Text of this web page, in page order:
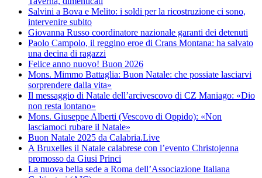
Salvini a Bova e Melito: i soldi per la ricostruzione ci sono,
intervenire subito
Giovanna Russo coordinatore nazionale garanti dei detenuti
Paolo Campolo, il reggino eroe di Crans Montana: ha salvato
una decina di ragazzi
Felice anno nuovo! Buon 2026
Mons. Mimmo Battaglia: Buon Natale: che possiate lasciarvi
sorprendere dalla vita»
Il messaggio di Natale dell’arcivescovo di CZ Maniago: «Dio
non resta lontano»
Mons. Giuseppe Alberti (Vescovo di Oppido): «Non
lasciamoci rubare il Natale»
Buon Natale 2025 da Calabria.Live
A Bruxelles il Natale calabrese con l’evento Christojenna
promosso da Giusi Princi
La nuova bella sede a Roma dell’Associazione Italiana